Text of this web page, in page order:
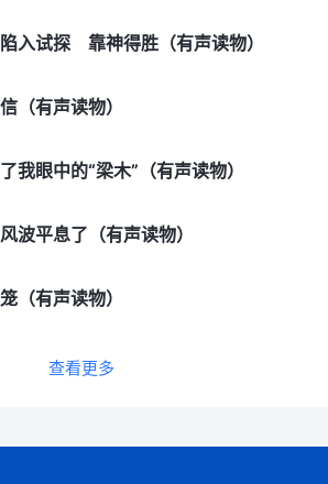
入试探 靠神得胜（有声读物）
（有声读物）
我眼中的“梁木”（有声读物）
波平息了（有声读物）
（有声读物）
查看更多